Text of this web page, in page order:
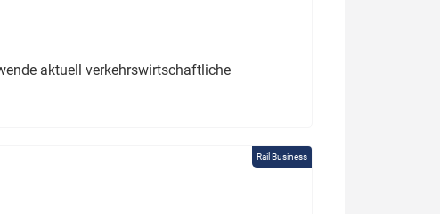
aktuell verkehrswirtschaftliche
Rail Business